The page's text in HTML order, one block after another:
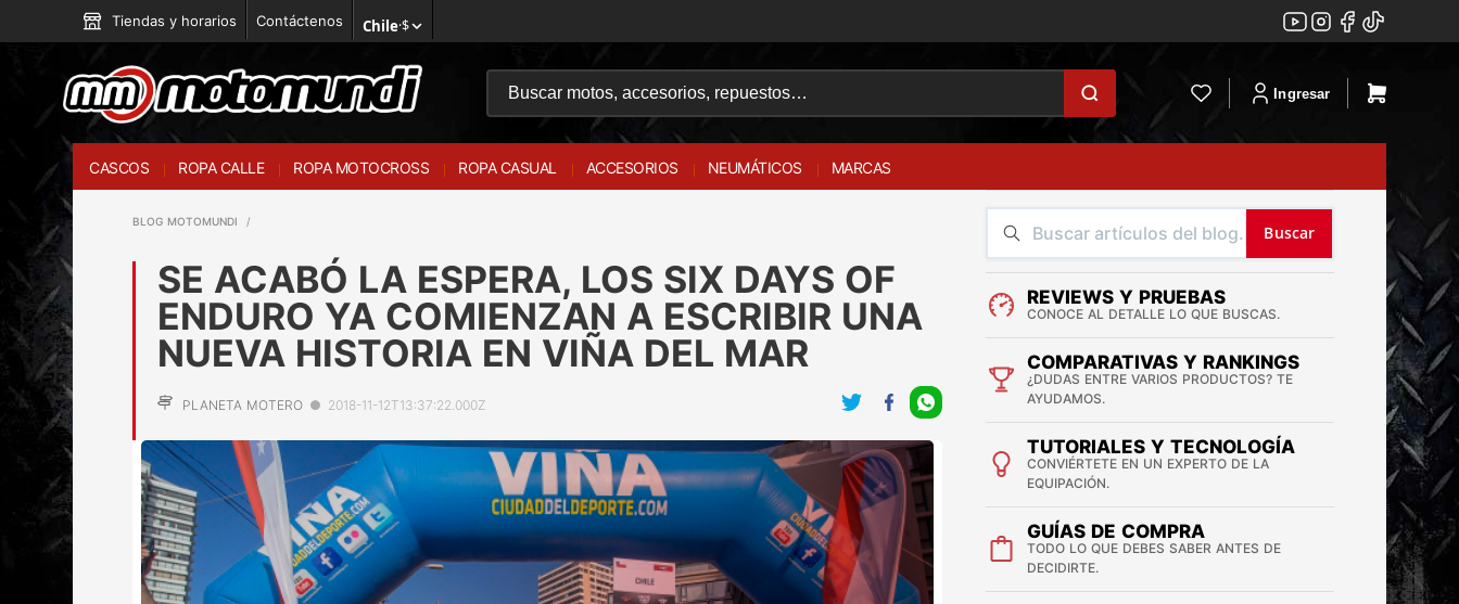
Tiendas y horarios Contáctenos Chile·$
Ingresar
CASCOS ROPA CALLE ROPA MOTOCROSS ROPA CASUAL ACCESORIOS NEUMÁTICOS MARCAS
BLOG MOTOMUNDI
SE ACABÓ LA ESPERA, LOS SIX DAYS OF
ENDURO YA COMIENZAN A ESCRIBIR UNA
NUEVA HISTORIA EN VIÑA DEL MAR
PLANETA MOTERO ● 2018-11-12T13:37:22.000Z
Buscar
REVIEWS Y PRUEBAS
CONOCE AL DETALLE LO QUE BUSCAS.
COMPARATIVAS Y RANKINGS
¿DUDAS ENTRE VARIOS PRODUCTOS? TE
AYUDAMOS.
TUTORIALES Y TECNOLOGÍA
CONVIÉRTETE EN UN EXPERTO DE LA
EQUIPACIÓN.
GUÍAS DE COMPRA
TODO LO QUE DEBES SABER ANTES DE
DECIDIRTE.